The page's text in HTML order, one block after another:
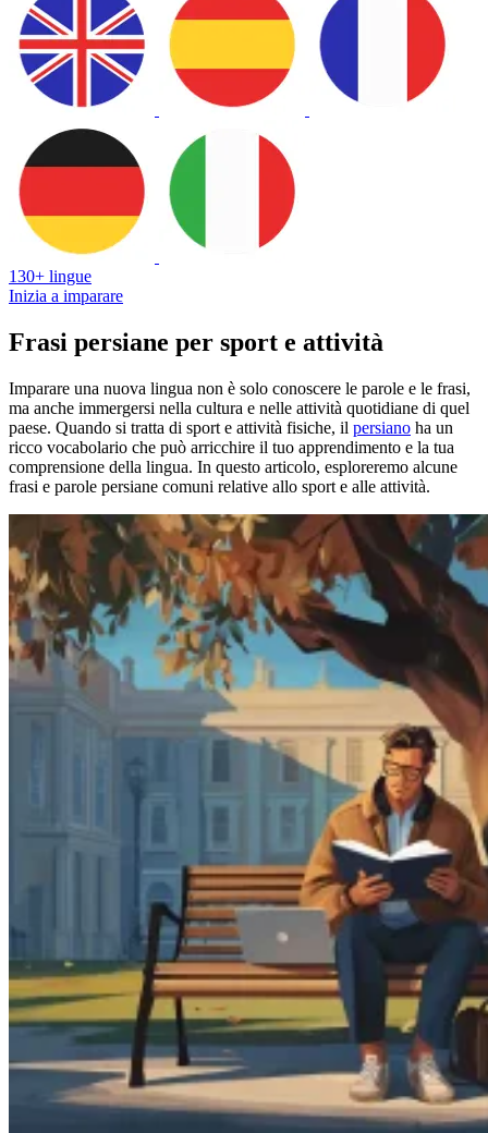
130+ lingue
Inizia a imparare
Frasi persiane per sport e attività
Imparare una nuova lingua non è solo conoscere le parole e le frasi,
ma anche immergersi nella cultura e nelle attività quotidiane di quel
paese. Quando si tratta di sport e attività fisiche, il persiano ha un
ricco vocabolario che può arricchire il tuo apprendimento e la tua
comprensione della lingua. In questo articolo, esploreremo alcune
frasi e parole persiane comuni relative allo sport e alle attività.